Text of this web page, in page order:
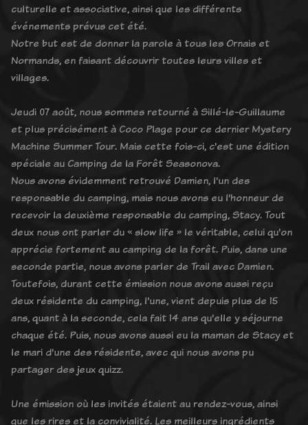
culturelle et associative, ainsi que les différents
événements prévus cet été.
Notre but est de donner la parole à tous les Ornais et
Normands, en faisant découvrir toutes leurs villes et
villages.
Jeudi 07 août, nous sommes retourné à Sillé-le-Guillaume
et plus précisément à Coco Plage pour ce dernier Mystery
Machine Summer Tour. Mais cette fois-ci, c'est une édition
spéciale au Camping de la Forêt Seasonova.
Nous avons évidemment retrouvé Damien, l'un des
responsable du camping, mais nous avons eu l'honneur de
recevoir la deuxième responsable du camping, Stacy. Tout
deux nous ont parler du « slow life » le véritable, celui qu'on
apprécie fortement au camping de la forêt. Puis, dans une
seconde partie, nous avons parler de Trail avec Damien.
Toutefois, durant cette émission nous avons aussi reçu
deux résidente du camping, l'une, vient depuis plus de 15
ans, quant à la seconde, cela fait 14 ans qu'elle y séjourne
chaque été. Puis, nous avons aussi eu la maman de Stacy et
le mari d'une des résidente, avec qui nous avons pu
partager des jeux quizz.
Une émission où les invités étaient au rendez-vous, ainsi
que les rires et la convivialité. Les meilleurs ingrédients